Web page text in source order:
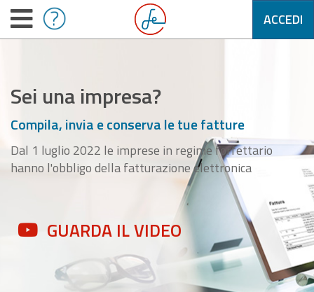
ACCEDI
Sei una impresa?
Compila, invia e conserva le tue fatture
Dal 1 luglio 2022 le imprese in regime forfettario
hanno l'obbligo della fatturazione elettronica
GUARDA IL VIDEO